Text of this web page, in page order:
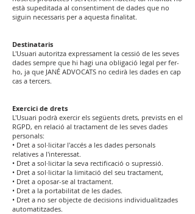
està supeditada al consentiment de dades que no
siguin necessaris per a aquesta finalitat.
Destinataris
L'Usuari autoritza expressament la cessió de les seves
dades sempre que hi hagi una obligació legal per fer-
ho, ja que JANÉ ADVOCATS no cedirà les dades en cap
cas a tercers.
Exercici de drets
L'Usuari podrà exercir els següents drets, prevists en el
RGPD, en relació al tractament de les seves dades
personals:
• Dret a sol·licitar l'accés a les dades personals
relatives a l'interessat.
• Dret a sol·licitar la seva rectificació o supressió.
• Dret a sol·licitar la limitació del seu tractament,
• Dret a oposar-se al tractament.
• Dret a la portabilitat de les dades.
• Dret a no ser objecte de decisions individualitzades
automatitzades.